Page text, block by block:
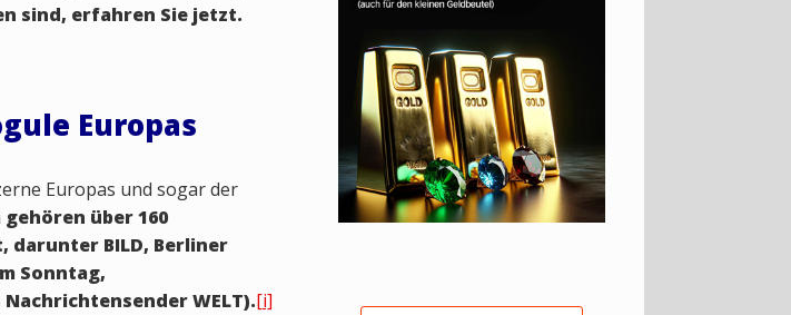
sind, erfahren Sie jetzt.
Europas
Europas und sogar der
über 160
darunter BILD, Berliner
Sonntag,
WELT).[i]